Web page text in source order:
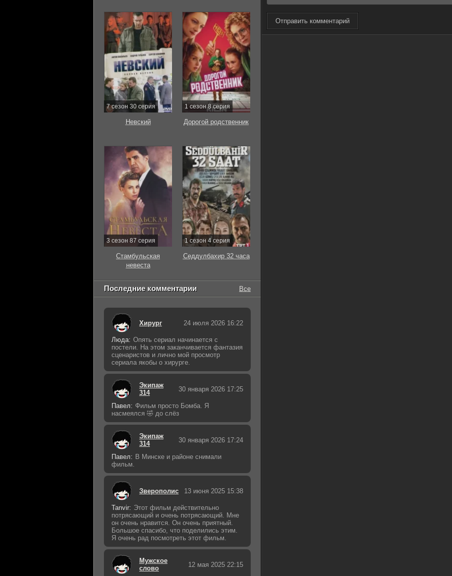
Отправить комментарий
7 сезон 30 серия
Невский
1 сезон 8 серия
Дорогой родственник
3 сезон 87 серия
Стамбульская
невеста
1 сезон 4 серия
Седдулбахир 32 часа
Последние комментарии Все
Хирург 24 июля 2026 16:22
Люда: Опять сериал начинается с
постели. На этом заканчивается фантазия
сценаристов и лично мой просмотр
сериала якобы о хирурге.
Экипаж
314
30 января 2026 17:25
Павел: Фильм просто Бомба. Я
насмеялся 🤣 до слёз
Экипаж
314
30 января 2026 17:24
Павел: В Минске и районе снимали
фильм.
Зверополис 13 июня 2025 15:38
Tanvir: Этот фильм действительно
потрясающий и очень потрясающий. Мне
он очень нравится. Он очень приятный.
Большое спасибо, что поделились этим.
Я очень рад посмотреть этот фильм.
Мужское
слово
12 мая 2025 22:15